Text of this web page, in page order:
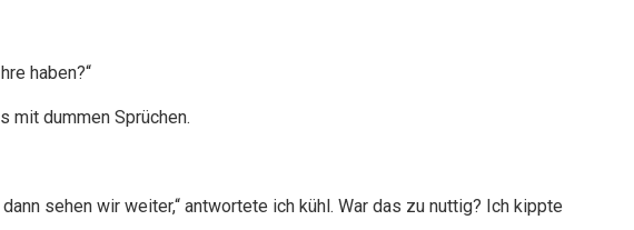
haben?“
mit dummen Sprüchen.
sehen wir weiter,“ antwortete ich kühl. War das zu nuttig? Ich kippte